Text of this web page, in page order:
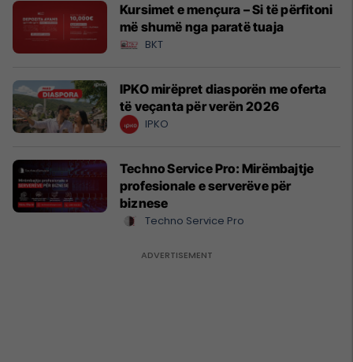
Kursimet e mençura – Si të përfitoni
më shumë nga paratë tuaja
BKT
IPKO mirëpret diasporën me oferta
të veçanta për verën 2026
IPKO
Techno Service Pro: Mirëmbajtje
profesionale e serverëve për
biznese
Techno Service Pro